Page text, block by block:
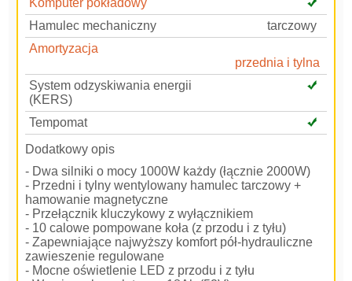
Hamulec mechaniczny
tarczowy
Amortyzacja
przednia i tylna
System odzyskiwania energii
(KERS)
Tempomat
Dodatkowy opis
- Dwa silniki o mocy 1000W każdy (łącznie 2000W)
- Przedni i tylny wentylowany hamulec tarczowy +
hamowanie magnetyczne
- Przełącznik kluczykowy z wyłącznikiem
- 10 calowe pompowane koła (z przodu i z tyłu)
- Zapewniające najwyższy komfort pół-hydrauliczne
zawieszenie regulowane
- Mocne oświetlenie LED z przodu i z tyłu